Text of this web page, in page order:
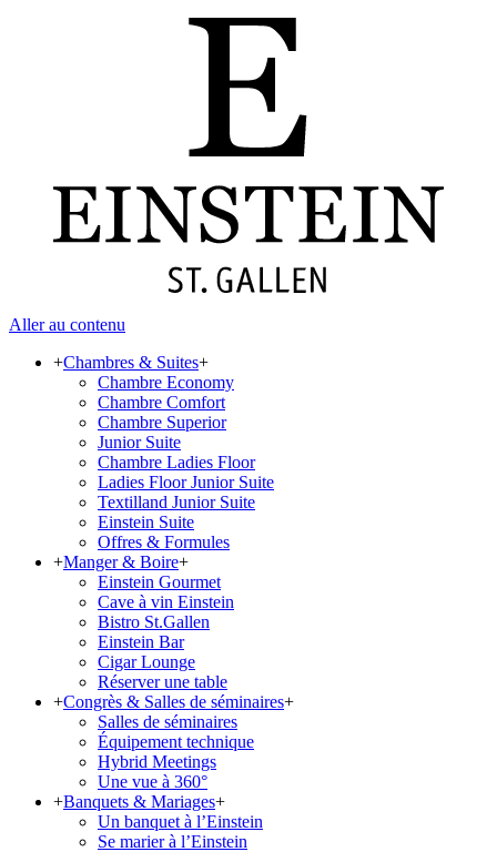
Aller au contenu
+Chambres & Suites+
Chambre Economy
Chambre Comfort
Chambre Superior
Junior Suite
Chambre Ladies Floor
Ladies Floor Junior Suite
Textilland Junior Suite
Einstein Suite
Offres & Formules
+Manger & Boire+
Einstein Gourmet
Cave à vin Einstein
Bistro St.Gallen
Einstein Bar
Cigar Lounge
Réserver une table
+Congrès & Salles de séminaires+
Salles de séminaires
Équipement technique
Hybrid Meetings
Une vue à 360°
+Banquets & Mariages+
Un banquet à l’Einstein
Se marier à l’Einstein